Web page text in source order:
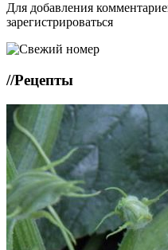
Для добавления
зарегистрироваться
//Рецепты